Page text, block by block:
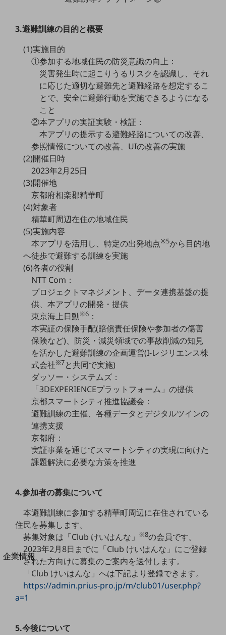
ビジネスお役立ち情報
解決するヒントをお届けする記事サイト
お役立ち資料ダウンロード
トレンド記事特集
中堅中小企業向け
サービス・ソリューション
課題やニーズに合ったサービスをご紹介し、
中堅中小企業のビジネスをサポート！
お悩みから見つける
お悩みから見つけるTOP
ネットワーク
モバイル・音声
バックオフィス
リモート・ハイブリッドワーク
セキュリティ
その他のお悩みはこちら
業界から見つける
業界から見つけるTOP
小売・卸売業
その他の業界はこちら
ゲーム感覚で見つける
ビジネスお悩み診断
NTTドコモビジネス
オンラインショップ
モバイル・ICTサービスをオンラインで
相談・申し込みができるバーチャルショップ
法人向けモバイルトップ
新規会員登録/ログインはこちら
100回線以上のお問い合わせ・お見積りはこちら
別ウィンドウで開きます
企業情報
企業情報TOP
会社案内TOP
3.避難訓練の目的と概要
(1)実施目的
①参加する地域住民の防災意識の向上：
災害発生時に起こりうるリスクを認識し、それ
に応じた適切な避難先と避難経路を想定するこ
とで、安全に避難行動を実施できるようになる
こと
②本アプリの実証実験・検証：
本アプリの提示する避難経路についての改善、
参照情報についての改善、UIの改善の実施
(2)開催日時
2023年2月25日
(3)開催地
京都府相楽郡精華町
(4)対象者
精華町周辺在住の地域住民
(5)実施内容
本アプリを活用し、特定の出発地点※5から目的地
へ徒歩で避難する訓練を実施
(6)各者の役割
NTT Com：
プロジェクトマネジメント、データ連携基盤の提
供、本アプリの開発・提供
東京海上日動※6 ：
本実証の保険手配(賠償責任保険や参加者の傷害
保険など)、防災・減災領域での事故削減の知見
を活かした避難訓練の企画運営(I-レジリエンス株
式会社※7と共同で実施)
ダッソー・システムズ：
「3DEXPERIENCEプラットフォーム」の提供
京都スマートシティ推進協議会：
避難訓練の主催、各種データとデジタルツインの
連携支援
京都府：
実証事業を通じてスマートシティの実現に向けた
課題解決に必要な方策を推進
4.参加者の募集について
本避難訓練に参加する精華町周辺に在住されている
住民を募集します。
募集対象は「Club けいはんな」※8の会員です。
2023年2月8日までに「Club けいはんな」にご登録
された方向けに募集のご案内を送付します。
「Club けいはんな」へは下記より登録できます。
https://admin.prius-pro.jp/m/club01/user.php?
a=1
5.今後について